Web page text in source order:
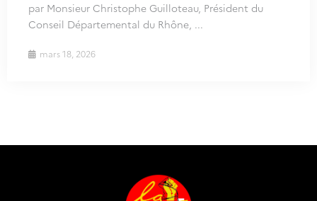
par Monsieur Christophe Guilloteau, Président du
Conseil Départemental du Rhône, ...
mars 18, 2026